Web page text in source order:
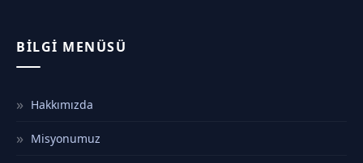
BILGI MENÜSÜ
Hakkımızda
Misyonumuz